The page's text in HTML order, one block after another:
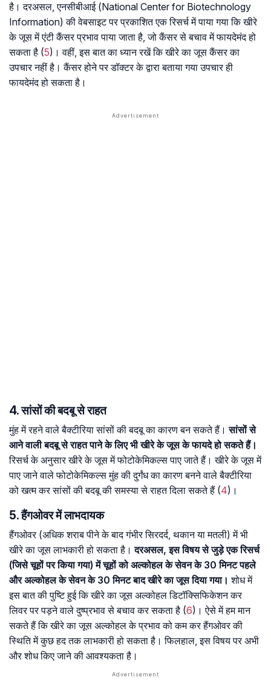
है। दरअसल, एनसीबीआई (National Center for Biotechnology
Information) की वेबसाइट पर प्रकाशित एक रिसर्च में पाया गया कि खीरे
के जूस में एंटी कैंसर प्रभाव पाया जाता है, जो कैंसर से बचाव में फायदेमंद हो
सकता है (5)। वहीं, इस बात का ध्यान रखें कि खीरे का जूस कैंसर का
उपचार नहीं है। कैंसर होने पर डॉक्टर के द्वारा बताया गया उपचार ही
फायदेमंद हो सकता है।
4. सांसों की बदबू से राहत
मुंह में रहने वाले बैक्टीरिया सांसों की बदबू का कारण बन सकते हैं।सांसों से
आने वाली बदबू से राहत पाने के लिए भी खीरे के जूस के फायदे हो सकते हैं।
रिसर्च के अनुसार खीरे के जूस में फोटोकेमिकल्स पाए जाते हैं। खीरे के जूस में
पाए जाने वाले फोटोकेमिकल्स मुंह की दुर्गंध का कारण बनने वाले बैक्टीरिया
को खत्म कर सांसों की बदबू की समस्या से राहत दिला सकते हैं (4)।
5. हैंगओवर में लाभदायक
हैंगओवर (अधिक शराब पीने के बाद गंभीर सिरदर्द, थकान या मतली) में भी
खीरे का जूस लाभकारी हो सकता है।दरअसल, इस विषय से जुड़े एक रिसर्च
(जिसे चूहों पर किया गया) में चूहों को अल्कोहल के सेवन के 30 मिनट पहले
और अल्कोहल के सेवन के 30 मिनट बाद खीरे का जूस दिया गया। शोध में
इस बात की पुष्टि हुई कि खीरे का जूस अल्कोहल डिटॉक्सिफिकेशन कर
लिवर पर पड़ने वाले दुष्प्रभाव से बचाव कर सकता है (6)। ऐसे में हम मान
सकते हैं कि खीरे का जूस अल्कोहल के प्रभाव को कम कर हैंगओवर की
स्थिति में कुछ हद तक लाभकारी हो सकता है। फिलहाल, इस विषय पर अभी
और शोध किए जाने की आवश्यकता है।